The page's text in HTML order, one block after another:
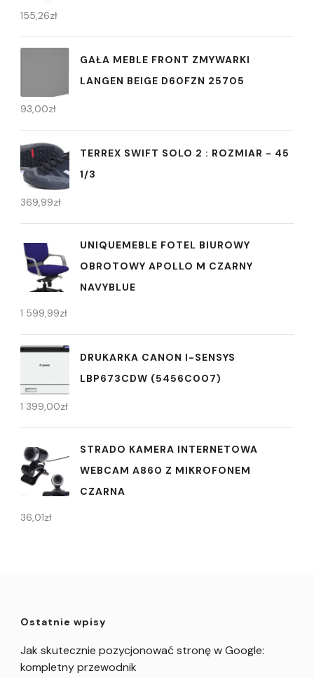
155,26zł
GAŁA MEBLE FRONT ZMYWARKI
LANGEN BEIGE D60FZN 25705
93,00zł
TERREX SWIFT SOLO 2 : ROZMIAR - 45
1/3
369,99zł
UNIQUEMEBLE FOTEL BIUROWY
OBROTOWY APOLLO M CZARNY
NAVYBLUE
1 599,99zł
DRUKARKA CANON I-SENSYS
LBP673CDW (5456C007)
1 399,00zł
STRADO KAMERA INTERNETOWA
WEBCAM A860 Z MIKROFONEM
CZARNA
36,01zł
Ostatnie wpisy
Jak skutecznie pozycjonować stronę w Google:
kompletny przewodnik